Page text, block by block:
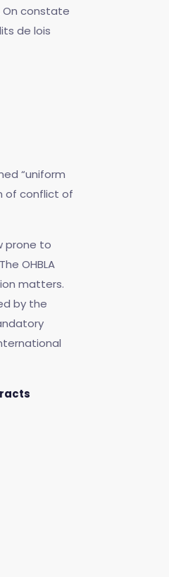
On constate
de lois
“uniform
of conflict of
prone to
OHBLA
matters.
by the